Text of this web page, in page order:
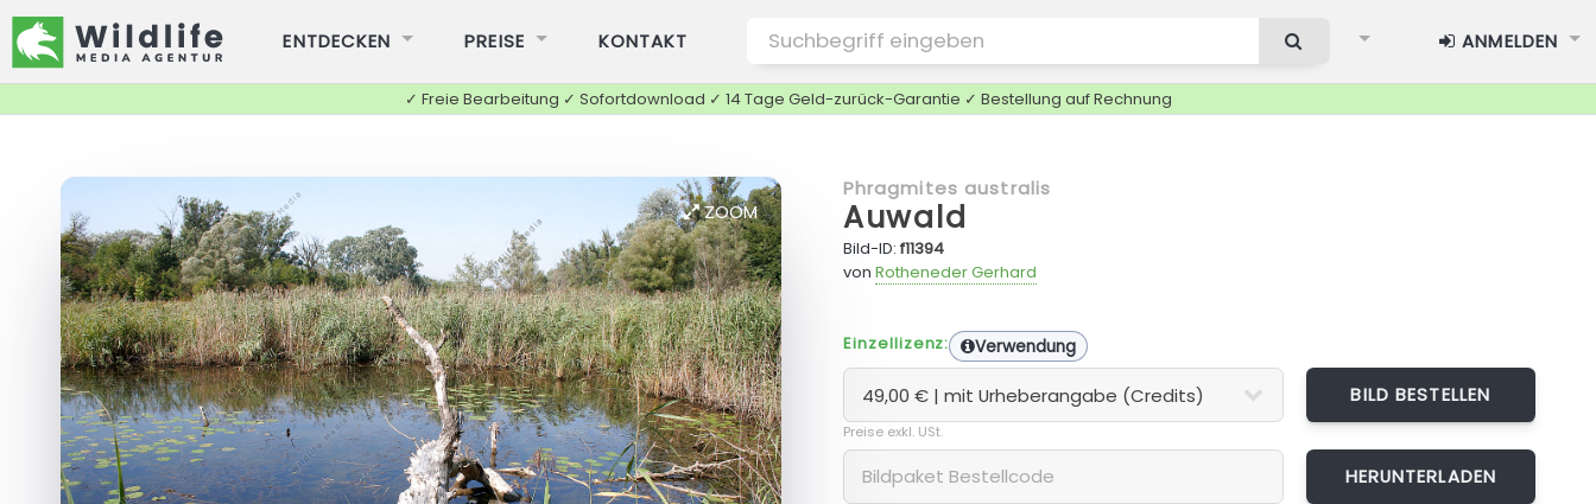
ENTDECKEN PREISE KONTAKT ANMELDEN
✓ Freie Bearbeitung ✓ Sofortdownload ✓ 14 Tage Geld-zurück-Garantie ✓ Bestellung auf Rechnung
ZOOM
Phragmites australis
Auwald
Bild-ID:f11394
von Rotheneder Gerhard
Einzellizenz: Verwendung
BILD BESTELLEN
Preise exkl. USt.